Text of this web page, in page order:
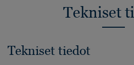
Tekniset
Tekniset tiedot